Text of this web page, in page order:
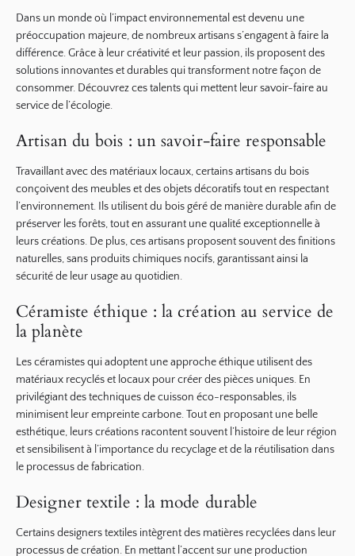
Dans un monde où l’impact environnemental est devenu une
préoccupation majeure, de nombreux artisans s’engagent à faire la
différence. Grâce à leur créativité et leur passion, ils proposent des
solutions innovantes et durables qui transforment notre façon de
consommer. Découvrez ces talents qui mettent leur savoir-faire au
service de l’écologie.
Artisan du bois : un savoir-faire responsable
Travaillant avec des matériaux locaux, certains artisans du bois
conçoivent des meubles et des objets décoratifs tout en respectant
l’environnement. Ils utilisentdu bois géré de manière durableafin de
préserver les forêts, tout en assurant une qualité exceptionnelle à
leurs créations. De plus, ces artisans proposent souvent des finitions
naturelles, sans produits chimiques nocifs, garantissant ainsi la
sécurité de leur usage au quotidien.
Céramiste éthique : la création au service de
la planète
Les céramistes qui adoptent une approche éthique utilisent des
matériaux recyclés et locaux pour créer des pièces uniques. En
privilégiant des techniques de cuisson éco-responsables, ils
minimisent leur empreinte carbone. Tout en proposant une belle
esthétique, leurs créations racontent souvent l’histoire de leur région
et sensibilisent à l’importance du recyclage et de la réutilisation dans
le processus de fabrication.
Designer textile : la mode durable
Certains designers textiles intègrent des matières recycléesdans leur
processus de création. En mettant l’accent sur une production